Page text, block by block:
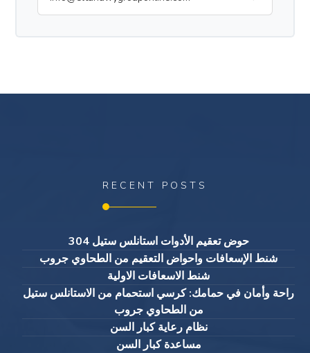
RECENT POSTS
حوض تعقيم الأدوات استانلس ستيل 304
شنط الإسعافات واحواض التعقيم من الطحاوي جروب
شنط الاسعافات الاولية
راحة وأمان في حمامك: كرسي استحمام من الاستانلس ستيل
من الطحاوي جروب
نظام رعاية كبار السن
مساعدة كبار السن